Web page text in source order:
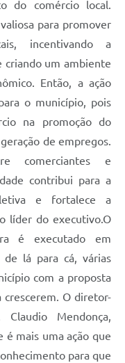
do comércio local.
para promover
incentivando a
criando um ambiente
Então, a ação
o município, pois
na promoção do
de empregos.
comerciantes e
contribui para a
e fortalece a
líder do executivo.O
é executado em
de lá para cá, várias
com a proposta
crescerem. O diretor-
Claudio Mendonça,
é mais uma ação que
para que